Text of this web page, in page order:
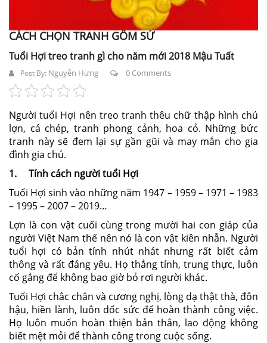
CÁCH CHỌN TRANH GỐM SỨ
Tuổi Hợi treo tranh gì cho năm mới 2018 Mậu Tuất
Post By: Nguyễn Hưng 0 Comments
Người tuổi Hợi nên treo tranh thêu chữ thập hình chú
lợn, cá chép, tranh phong cảnh, hoa cỏ. Những bức
tranh này sẽ đem lại sự gần gũi và may mắn cho gia
đình gia chủ.
1. Tính cách người tuổi Hợi
Tuổi Hợi sinh vào những năm 1947 – 1959 – 1971 – 1983
– 1995 – 2007 – 2019…
Lợn là con vật cuối cùng trong mười hai con giáp của
người Việt Nam thế nên nó là con vật kiên nhẫn. Người
tuổi hợi có bản tính nhút nhát nhưng rất biết cảm
thông và rất đáng yêu. Họ thẳng tính, trung thực, luôn
cố gắng để không bao giờ bỏ rơi người khác.
Tuổi Hợi chắc chắn và cương nghị, lòng dạ thật thà, đôn
hậu, hiền lành, luôn dốc sức để hoàn thành công việc.
Họ luôn muốn hoàn thiện bản thân, lao động không
biết mệt mỏi để thành công trong cuộc sống.